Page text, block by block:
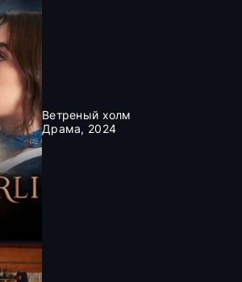
Ветреный холм
Драма, 2024